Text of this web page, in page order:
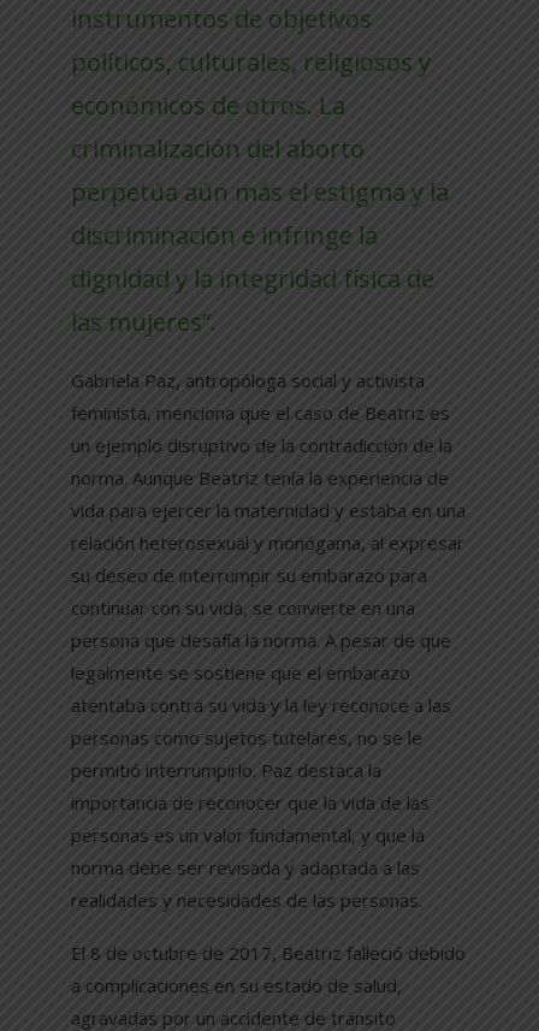
instrumentos de objetivos
políticos, culturales, religiosos y
económicos de otros. La
criminalización del aborto
perpetúa aún más el estigma y la
discriminación e infringe la
dignidad y la integridad física de
las mujeres”.
Gabriela Paz, antropóloga social y activista
feminista, menciona que el caso de Beatriz es
un ejemplo disruptivo de la contradicción de la
norma. Aunque Beatriz tenía la experiencia de
vida para ejercer la maternidad y estaba en una
relación heterosexual y monógama, al expresar
su deseo de interrumpir su embarazo para
continuar con su vida, se convierte en una
persona que desafía la norma. A pesar de que
legalmente se sostiene que el embarazo
atentaba contra su vida y la ley reconoce a las
personas como sujetos tutelares, no se le
permitió interrumpirlo. Paz destaca la
importancia de reconocer que la vida de las
personas es un valor fundamental, y que la
norma debe ser revisada y adaptada a las
realidades y necesidades de las personas.
El 8 de octubre de 2017, Beatriz falleció debido
a complicaciones en su estado de salud,
agravadas por un accidente de tránsito